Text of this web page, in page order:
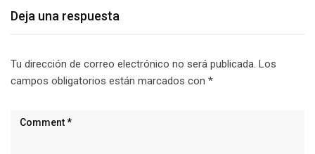
Deja una respuesta
Tu dirección de correo electrónico no será publicada. Los
campos obligatorios están marcados con *